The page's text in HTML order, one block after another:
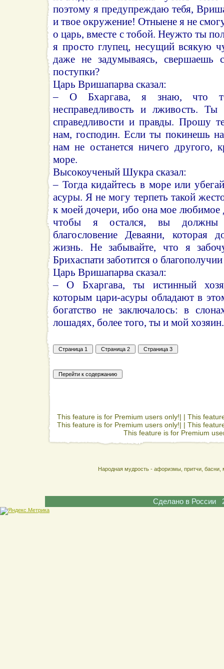
поэтому я предупреждаю тебя,
и твое окружение! Отныене я не
о царь, вместе с тобой. Неужто ты
я просто глупец, несущий всякую
даже не задумываясь, свершаешь
поступки?
Царь Вришапарва сказал:
– О Бхаргава, я знаю, что
несправедливость и лживость. Ты
справедливости и правды. Прошу
нам, господин. Если ты покинешь
нам не останется ничего другого,
море.
Высокоученый Шукра сказал:
– Тогда кидайтесь в море или
асуры. Я не могу терпеть такой
к моей дочери, ибо она мое любимое
чтобы я остался, вы должны
благословение Деваяни, которая
жизнь. Не забывайте, что я
Брихаспати заботится о
Царь Вришапарва сказал:
– О Бхаргава, ты истинный
которым цари-асуры обладают в
богатство не заключалось: в
лошадях, более того, ты и мой хозяин.
This feature is for Premium users only!| | This
This feature is for Premium users only!| | This
This feature is for Premium
Народная мудрость - афоризмы, притчи,
Сделано в России